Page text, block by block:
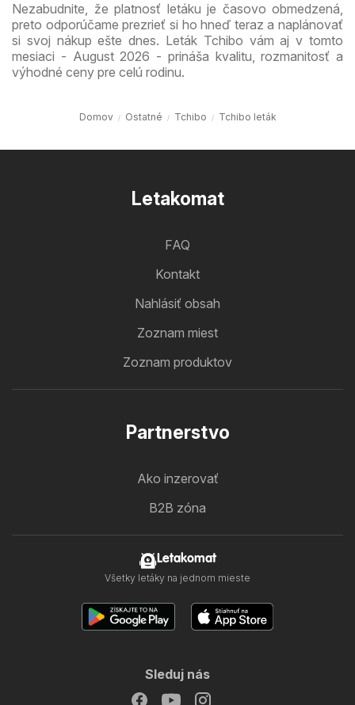
Nezabudnite, že platnosť letáku je časovo obmedzená,
preto odporúčame prezrieť si ho hneď teraz a naplánovať
si svoj nákup ešte dnes. Leták Tchibo vám aj v tomto
mesiaci - August 2026 - prináša kvalitu, rozmanitosť a
výhodné ceny pre celú rodinu.
Domov Ostatné Tchibo Tchibo leták
Letakomat
FAQ
Kontakt
Nahlásiť obsah
Zoznam miest
Zoznam produktov
Partnerstvo
Ako inzerovať
B2B zóna
Letakomat
Všetky letáky na jednom mieste
Sleduj nás